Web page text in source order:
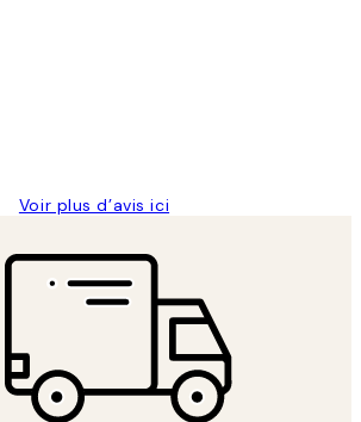
Voir plus d’avis ici